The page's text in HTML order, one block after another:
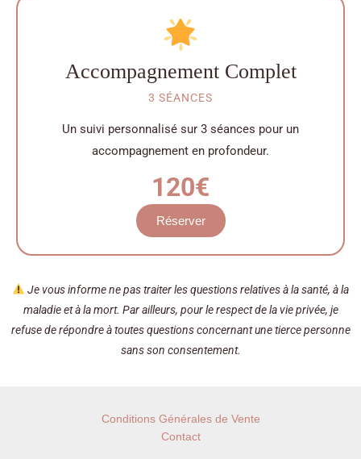
Accompagnement Complet
3 SÉANCES
Un suivi personnalisé sur 3 séances pour un
accompagnement en profondeur.
120€
Réserver
Je vous informe ne pas traiter les questions relatives à la santé, à la
maladie et à la mort. Par ailleurs, pour le respect de la vie privée, je
refuse de répondre à toutes questions concernant une tierce personne
sans son consentement.
Conditions Générales de Vente
Contact